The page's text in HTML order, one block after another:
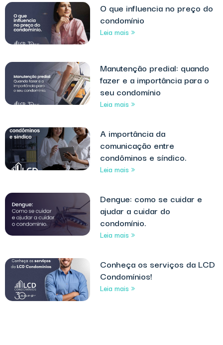
O que influencia no preço do
condomínio
Leia mais »
Manutenção predial: quando
fazer e a importância para o
seu condomínio
Leia mais »
A importância da
comunicação entre
condôminos e síndico.
Leia mais »
Dengue: como se cuidar e
ajudar a cuidar do
condomínio.
Leia mais »
Conheça os serviços da LCD
Condomínios!
Leia mais »